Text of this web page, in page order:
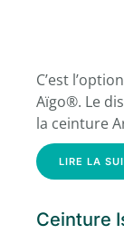
C’est
Aïgo®. Le
la ceinture
LIRE LA
Ceinture